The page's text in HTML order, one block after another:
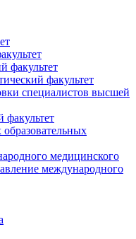
факультет
факультет
специалистов высшей
факультет
образовательных
медицинского
международного